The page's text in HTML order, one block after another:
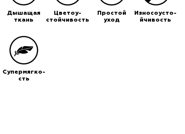
Дышащая
ткань
Цветоу-
стойчивость
Простой
уход
Износоусто-
йчивость
Супермягко-
сть